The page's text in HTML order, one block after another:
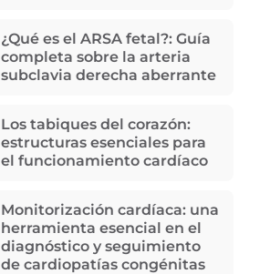
¿Qué es el ARSA fetal?: Guía
completa sobre la arteria
subclavia derecha aberrante
Los tabiques del corazón:
estructuras esenciales para
el funcionamiento cardíaco
Monitorización cardíaca: una
herramienta esencial en el
diagnóstico y seguimiento
de cardiopatías congénitas